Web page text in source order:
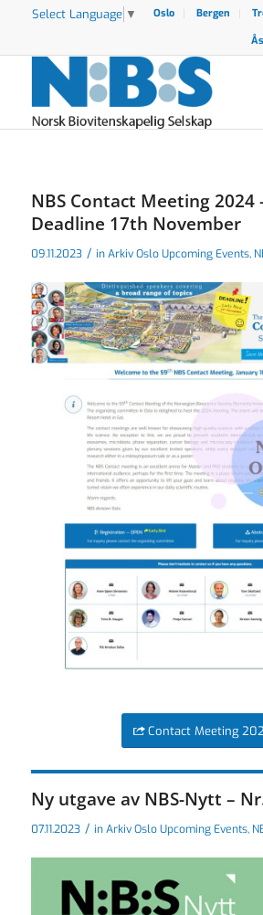
Select Language ▼ Oslo Bergen
Ås
NBS Contact Meeting 2024
Deadline 17th November
09.11.2023 / inArkiv Oslo Upcoming Events,
Contact Meeting
Ny utgave av NBS-Nytt –
07.11.2023 / inArkiv Oslo Upcoming Events,